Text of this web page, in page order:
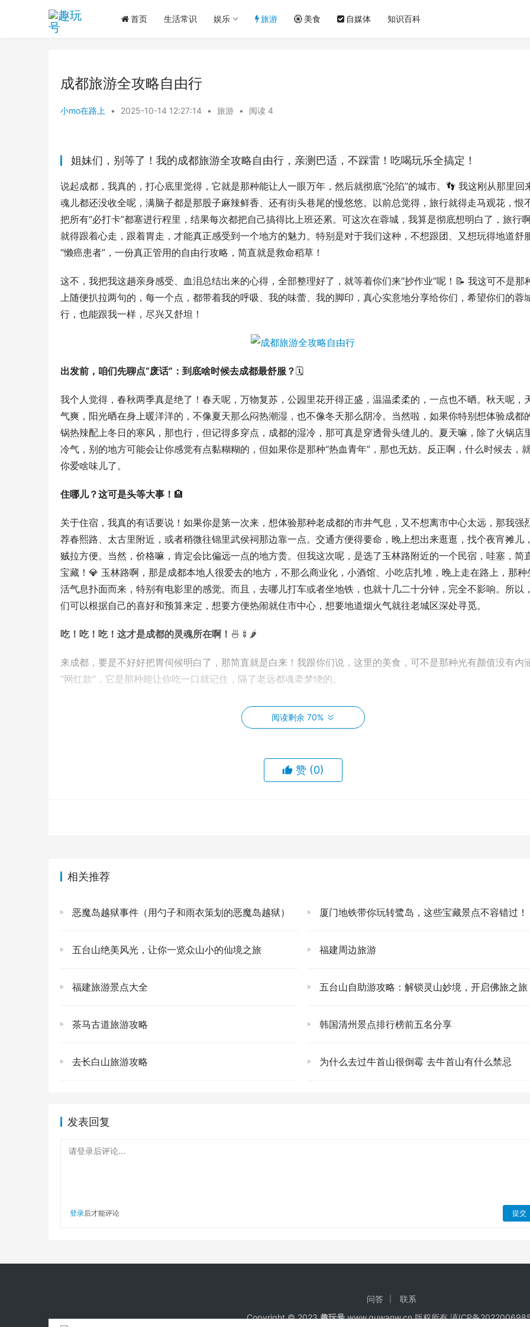
首页 生活常识 娱乐 旅游 美食 自媒体 知识百科
成都旅游全攻略自由行
小mo在路上 • 2025-10-14 12:27:14 • 旅游 • 阅读 4
姐妹们，别等了！我的成都旅游全攻略自由行，亲测巴适，不踩雷！吃喝玩乐全搞定！
说起成都，我真的，打心底里觉得，它就是那种能让人一眼万年，然后就彻底“沦陷”的城市。👣 我这刚从那里回
魂儿都还没收全呢，满脑子都是那股子麻辣鲜香、还有街头巷尾的慢悠悠。以前总觉得，旅行就得走马观花，恨
把所有“必打卡”都塞进行程里，结果每次都把自己搞得比上班还累。可这次在蓉城，我算是彻底想明白了，旅行啊
就得跟着心走，跟着胃走，才能真正感受到一个地方的魅力。特别是对于我们这种，不想跟团、又想玩得地道舒
“懒癌患者”，一份真正管用的自由行攻略，简直就是救命稻草！
这不，我把我这趟亲身感受、血泪总结出来的心得，全部整理好了，就等着你们来“抄作业”呢！📝 我这可不是那
上随便扒拉两句的，每一个点，都带着我的呼吸、我的味蕾、我的脚印，真心实意地分享给你们，希望你们的蓉
行，也能跟我一样，尽兴又舒坦！
出发前，咱们先聊点“废话”：到底啥时候去成都最舒服？🗓️
我个人觉得，春秋两季真是绝了！春天呢，万物复苏，公园里花开得正盛，温温柔柔的，一点也不晒。秋天呢，
气爽，阳光晒在身上暖洋洋的，不像夏天那么闷热潮湿，也不像冬天那么阴冷。当然啦，如果你特别想体验成都
锅热辣配上冬日的寒风，那也行，但记得多穿点，成都的湿冷，那可真是穿透骨头缝儿的。夏天嘛，除了火锅店
冷气，别的地方可能会让你感觉有点黏糊糊的，但如果你是那种“热血青年”，那也无妨。反正啊，什么时候去，
你爱啥味儿了。
住哪儿？这可是头等大事！ 🏨
关于住宿，我真的有话要说！如果你是第一次来，想体验那种老成都的市井气息，又不想离市中心太远，那我强
荐春熙路、太古里附近，或者稍微往锦里武侯祠那边靠一点。交通方便得要命，晚上想出来逛逛，找个夜宵摊儿
贼拉方便。当然，价格嘛，肯定会比偏远一点的地方贵。但我这次呢，是选了玉林路附近的一个民宿，哇塞，简
宝藏！💎 玉林路啊，那是成都本地人很爱去的地方，不那么商业化，小酒馆、小吃店扎堆，晚上走在路上，那种
活气息扑面而来，特别有电影里的感觉。而且，去哪儿打车或者坐地铁，也就十几二十分钟，完全不影响。所以
们可以根据自己的喜好和预算来定，想要方便热闹就住市中心，想要地道烟火气就往老城区深处寻觅。
吃！吃！吃！这才是成都的灵魂所在啊！ 🍜🍢🌶️
来成都，要是不好好把胃伺候明白了，那简直就是白来！我跟你们说，这里的美食，可不是那种光有颜值没有内
“网红款”，它是那种能让你吃一口就记住，隔了老远都魂牵梦绕的。
🔥 别去那些动不动就排队几小时的网红店了，相信我，找一家看起来朴朴实实、里面
满了本地人的老火锅店，那味道才叫地道。我这次去的是一家叫“大宅门”的老店（不是广告哈，纯个人体验）
菜），我的天呐，麻辣鲜香，脆嫩爽口，简直好吃到想把舌头都吞下去！吃得我嘴唇都麻了，但是根本停不下
小吃，一天都吃不完！
伤心凉粉： 别看名字听着悲情，吃起来那叫一个过瘾！麻辣劲儿十足，吃得你眼泪汪汪的，但就是停不下
甜水面： 甜辣酱汁裹着粗面条，口感筋道，香甜麻辣，层次感超丰富，吃完感觉人生都圆满了。
赖汤圆：糯叽叽的，馅料甜而不腻，吃完辣的来一碗，真是恰到好处的解辣。
老干妈都可以！这不就是成都人的创意吗！我选了个经典的奶油肉松，咬一口，幸福感爆棚。
肥肠粉：
爱的人爱到骨子里，不爱的人闻风丧胆。但我劝你们，大胆去尝！那汤头浓郁，肥肠处理得干
阵，那你的成都之行就不完整。人民公园的鹤鸣茶社，那真是个活化石！你可以看到掏耳朵的师傅，捏脚的嬢
在这里好像按下了慢放键。我当时就坐在那里，看着人来人往，感觉自己也成了这幅画的一部分，特别放松。
成都的好玩之处，那可太多了，但我这人，不太喜欢那种人山人海的“打卡点”，更喜欢挖掘一些有味道，能让人真
🏮 这两个地方，怎么说呢，去一次就行。它们的商业气息确实有点重了，满眼都是纪念
阅读剩余 70%
赞 (0)
相关推荐
恶魔岛越狱事件（用勺子和雨衣策划的恶魔岛越狱） 厦门地铁带你玩转鹭岛，这些宝藏景点不容错过！
五台山绝美风光，让你一览众山小的仙境之旅 福建周边旅游
福建旅游景点大全 五台山自助游攻略：解锁灵山妙境，开启佛旅之
茶马古道旅游攻略 韩国清州景点排行榜前五名分享
去长白山旅游攻略 为什么去过牛首山很倒霉 去牛首山有什么禁忌
发表回复
请登录后评论...
登录后才能评论 提交
问答
联系
Copyright © 2023趣玩号www.quwanw.cn 版权所有滇ICP备